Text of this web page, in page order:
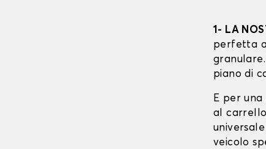
1- LA
perfetta
piano di
E per
al
veicolo